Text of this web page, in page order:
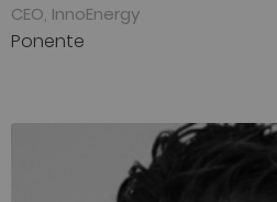
CEO, InnoEnergy
Ponente